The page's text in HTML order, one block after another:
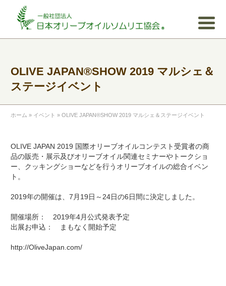
OLIVE JAPAN®SHOW 2019 マルシェ＆
ステージイベント
ホーム » イベント » OLIVE JAPAN®SHOW 2019 マルシェ＆ステージイベント
OLIVE JAPAN 2019 国際オリーブオイルコンテスト受賞者の商
品の販売・展示及びオリーブオイル関連セミナーやトークショ
ー、クッキングショーなどを行うオリーブオイルの総合イベン
ト。
2019年の開催は、7月19日～24日の6日間に決定しました。
開催場所： 2019年4月公式発表予定
出展お申込： まもなく開始予定
http://OliveJapan.com/